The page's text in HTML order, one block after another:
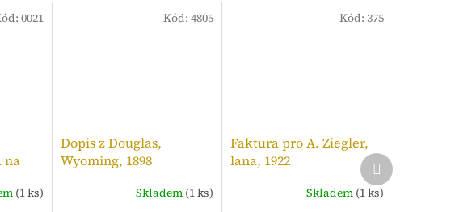
na
(1 ks)
0021
Dopis z Douglas,
Wyoming, 1898
Skladem (1 ks)
Kód:4805
Faktura pro A. Ziegler,
lana, 1922
Skladem (1 ks)
Kód: 375
Další
produkt